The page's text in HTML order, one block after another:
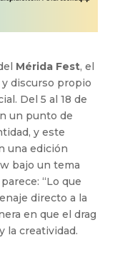
Mérida Fest, el
discurso propio
Del 5 al 18 de
un punto de
y este
una edición
bajo un tema
“Lo que
directo a la
en que el drag
la creatividad.